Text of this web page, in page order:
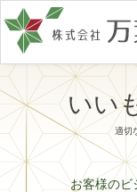
いい
適切
お客様のビ